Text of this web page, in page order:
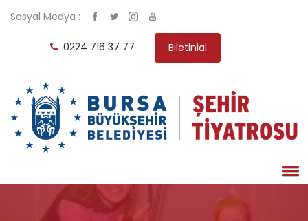
Sosyal Medya :
0224 716 37 77 Biletinial